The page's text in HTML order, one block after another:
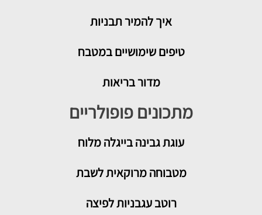
איך להמיר תבניות
טיפים שימושיים במטבח
מדור בריאות
מתכונים פופולריים
עוגת גבינה בייגלה מלוח
מטבוחה מרוקאית לשבת
רוטב עגבניות לפיצה